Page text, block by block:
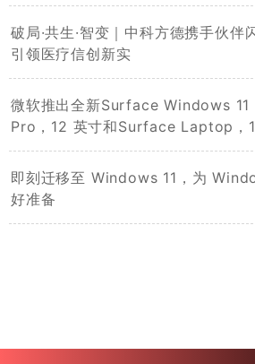
破局·共生·智变｜中科方德携手伙伴
引领医疗信创新实
微软推出全新Surface Windows
Pro，12 英寸和Surface Laptop，
即刻迁移至 Windows 11，为
好准备